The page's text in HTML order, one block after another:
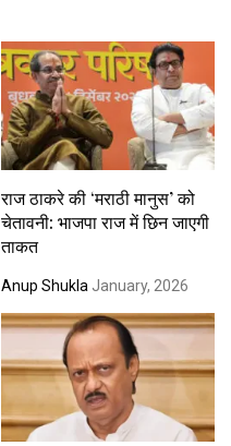
राज ठाकरे की ‘मराठी मानुस’ को
चेतावनी: भाजपा राज में छिन जाएगी
ताकत
Anup Shukla January, 2026